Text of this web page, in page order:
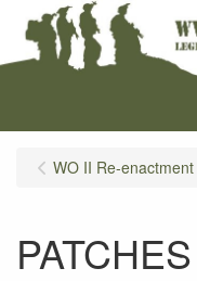
WO II Re-enactment
PATCHES